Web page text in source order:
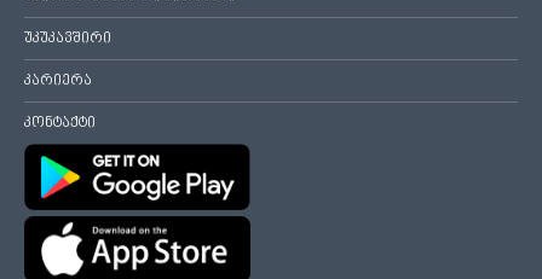
უკუკავშირი
კარიერა
კონტაქტი